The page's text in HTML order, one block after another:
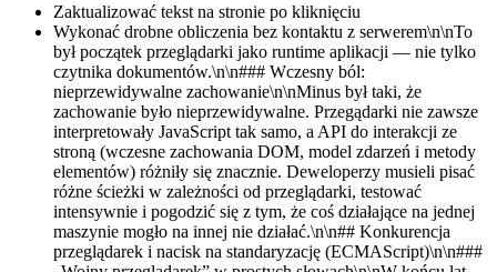
Zaktualizować tekst na stronie po kliknięciu
Wykonać drobne obliczenia bez kontaktu z serwerem\n\nTo
był początek przeglądarki jako runtime aplikacji — nie tylko
czytnika dokumentów.\n\n### Wczesny ból:
nieprzewidywalne zachowanie\n\nMinus był taki, że
zachowanie było nieprzewidywalne. Przegądarki nie zawsze
interpretowały JavaScript tak samo, a API do interakcji ze
stroną (wczesne zachowania DOM, model zdarzeń i metody
elementów) różniły się znacznie. Deweloperzy musieli pisać
różne ścieżki w zależności od przeglądarki, testować
intensywnie i pogodzić się z tym, że coś działające na jednej
maszynie mogło na innej nie działać.\n\n## Konkurencja
przeglądarek i nacisk na standaryzację (ECMAScript)\n\n###